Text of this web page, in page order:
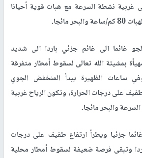
غربية نشطة السرعة مع هبات قوية أحيانا
مائجا.
غائما الى غائم جزئي باردا الى شديد
بمشيئة الله تعالى لسقوط أمطار متفرقة
ساعات الظهيرة يبدأ المنخفض الجوي
على درجات الحرارة، وتكون الرياح غربية
والبحر مائجا.
جزئيا ويطرأ ارتفاع طفيف على درجات
وتبقى فرصة ضعيفة لسقوط أمطار محلية